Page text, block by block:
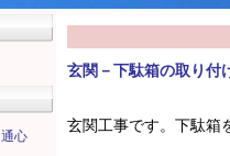
心
玄関－下駄箱の取り付
玄関工事です。下駄箱